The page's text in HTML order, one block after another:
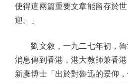
使得這兩篇重要文章能留存於
迎。」
劉文敘，一九二七年初，魯
消息傳到香港，港大教師兼香
新彥博士「出於對魯迅的景仰